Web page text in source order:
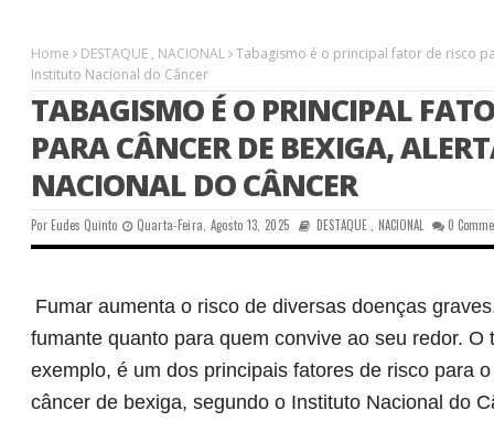
Home DESTAQUE , NACIONAL Tabagismo é o principal fator de risco
Instituto Nacional do Câncer
TABAGISMO É O PRINCIPAL
PARA CÂNCER DE BEXIGA,
NACIONAL DO CÂNCER
PorEudes Quinto Quarta-Feira, Agosto 13, 2025 DESTAQUE ,NACIONAL 0
Fumar aumenta o risco de diversas doenças
fumante quanto para quem convive ao seu redor. O
exemplo, é um dos principais fatores de risco para
câncer de bexiga, segundo o Instituto Nacional do